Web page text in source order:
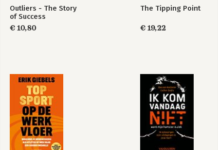
Blink Intuïtie
Outliers - The Story
of Success
€ 10,80
The Tipping Point
€ 19,22